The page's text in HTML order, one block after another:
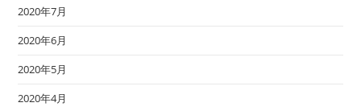
2020年7月
2020年6月
2020年5月
2020年4月